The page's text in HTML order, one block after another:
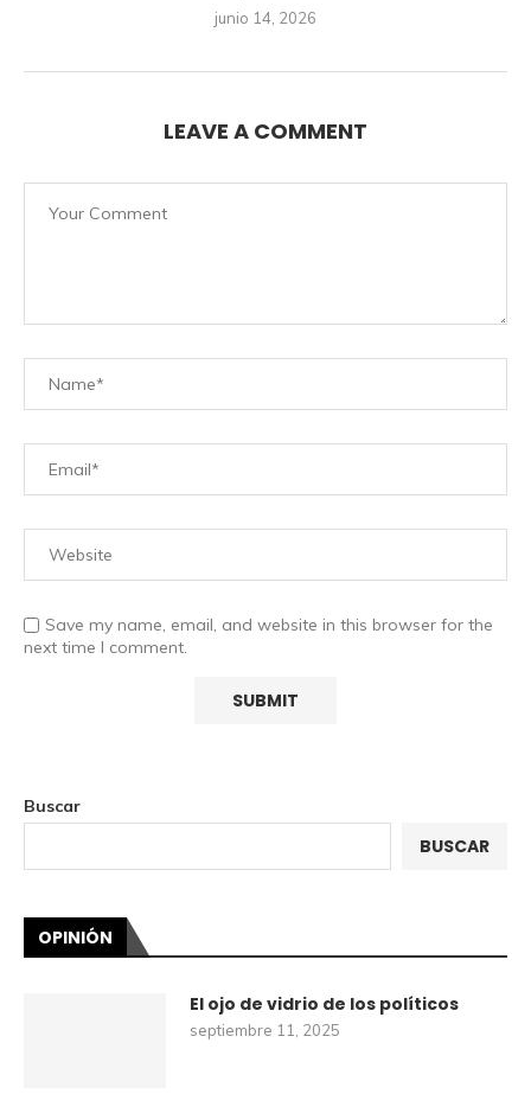
junio 14, 2026
LEAVE A COMMENT
Save my name, email, and website in this browser for the
next time I comment.
Buscar
BUSCAR
OPINIÓN
El ojo de vidrio de los políticos
septiembre 11, 2025